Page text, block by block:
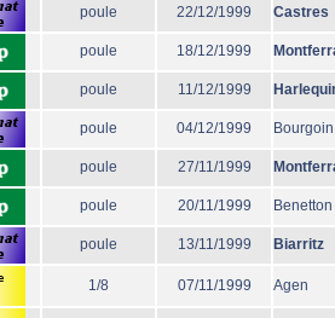
poule 22/12/1999 Castres
poule 18/12/1999
poule 11/12/1999
poule 04/12/1999 Bourgoin
poule 27/11/1999
poule 20/11/1999
poule 13/11/1999 Biarritz
1/8 07/11/1999 Agen